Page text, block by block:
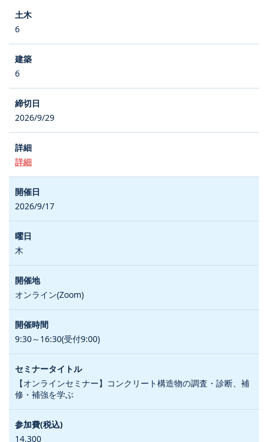
6
6
2026/9/29
詳細
2026/9/17
木
オンライン(Zoom)
9:30～16:30(受付9:00)
【オンラインセミナー】コンクリート構造物の調査・診断、補
修・補強を学ぶ
14,300